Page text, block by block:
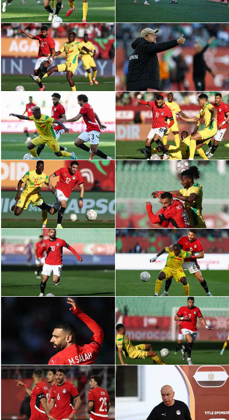
الكرة الأوروبية
الكرة الإفريقية
منتخب مصر
سعودي في الجول
الدوري الإنجليزي
الدوري الإسباني
دوري أبطال أوروبا
القسم الثاني
رياضات أخرى
أمم إفريقيا
كرة السلة الأمريكية
كرة سلة
كرة يد
كرة طائرة
الوطن العربي
في المونديال
رياضة نسائية
آسيا
أمريكا
ركن الألعاب